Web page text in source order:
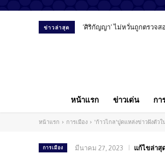
ข่าวล่าสุด ‘ศิริกัญญา’ ไม่หวั่นถูกตรวจ
หน้าแรก ข่าวเด่น กา
หน้าแรก การเมือง 'ก้าวไกล'ปูดแหล่งข่าวฝังตัว
การเมือง มีนาคม 27, 2023 แก้ไขล่าสุ